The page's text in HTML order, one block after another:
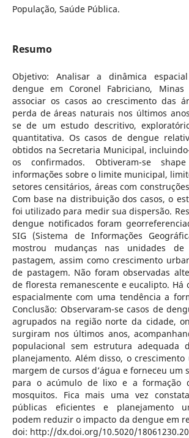
População, Saúde Pública.
Resumo
Objetivo: Analisar a dinâmica
dengue em Coronel Fabriciano,
associar os casos ao crescimento das
perda de áreas naturais nos últimos
se de um estudo descritivo,
quantitativa. Os casos de dengue
obtidos na Secretaria Municipal,
os confirmados. Obtiveram-se
informações sobre o limite municipal,
setores censitários, áreas com
Com base na distribuição dos casos, o
foi utilizado para medir sua dispersão.
dengue notificados foram
SIG (Sistema de Informações
mostrou mudanças nas unidades
pastagem, assim como crescimento
de pastagem. Não foram observadas
de floresta remanescente e eucalipto. Há
espacialmente com uma tendência a
Conclusão: Observaram-se casos de
agrupados na região norte da cidade,
surgiram nos últimos anos,
populacional sem estrutura adequada
planejamento. Além disso, o
margem de cursos d’água e forneceu um
para o acúmulo de lixo e a formação
mosquitos. Fica mais uma vez
públicas eficientes e planejamento
podem reduzir o impacto da dengue em
doi: http://dx.doi.org/10.5020/